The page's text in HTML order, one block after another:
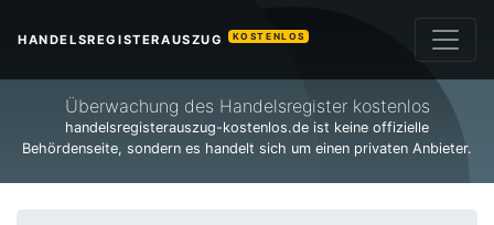
HANDELSREGISTERAUSZUG KOSTENLOS
Überwachung des Handelsregister kostenlos
handelsregisterauszug-kostenlos.de ist keine offizielle
Behördenseite, sondern es handelt sich um einen privaten Anbieter.